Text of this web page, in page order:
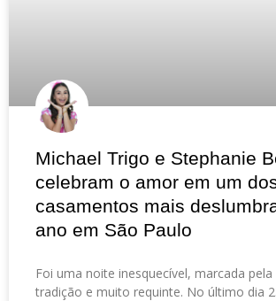
Michael Trigo e Stephanie
celebram o amor em um
casamentos mais
ano em São Paulo
Foi uma noite inesquecível, marcada
tradição e muito requinte. No último dia